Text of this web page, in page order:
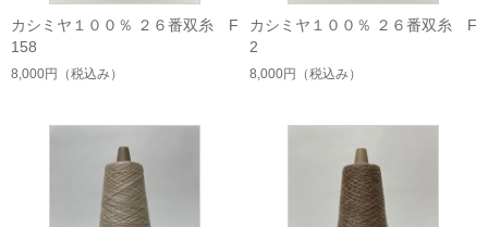
カシミヤ１００％ ２６番双糸 F
158
8,000円 （税込み）
カシミヤ１００％ ２６番双糸 F
2
8,000円 （税込み）